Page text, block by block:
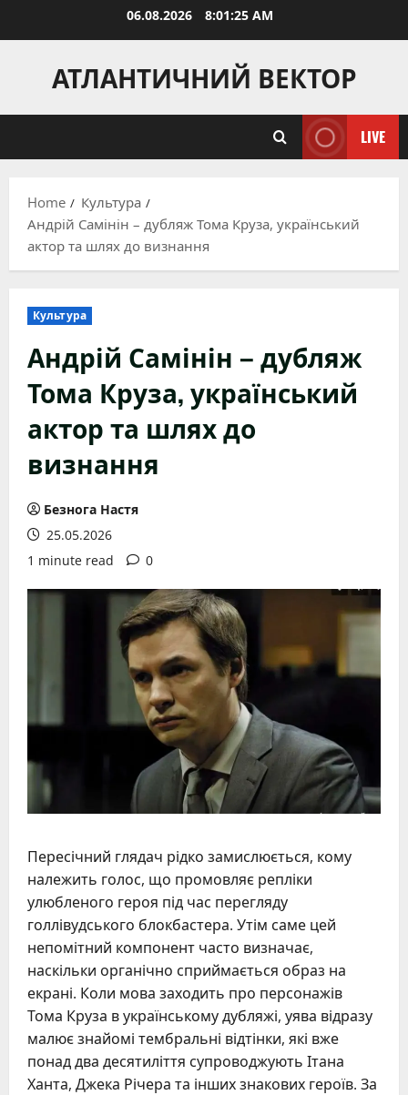
06.08.2026 8:01:26 AM
АТЛАНТИЧНИЙ ВЕКТОР
LIVE
Home
Культура
Андрій Самінін – дубляж Тома Круза, український
актор та шлях до визнання
Культура
Андрій Самінін – дубляж
Тома Круза, український
актор та шлях до
визнання
Безнога Настя
25.05.2026
1 minute read
0
Пересічний глядач рідко замислюється, кому
належить голос, що промовляє репліки
улюбленого героя під час перегляду
голлівудського блокбастера. Утім саме цей
непомітний компонент часто визначає,
наскільки органічно сприймається образ на
екрані. Коли мова заходить про персонажів
Тома Круза в українському дубляжі, уява відразу
малює знайомі тембральні відтінки, які вже
понад два десятиліття супроводжують Ітана
Ханта, Джека Річера та інших знакових героїв. За